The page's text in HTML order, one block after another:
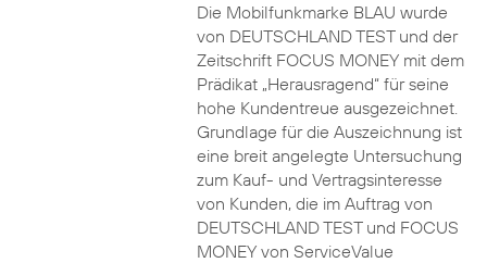
Die Mobilfunkmarke BLAU wurde
von DEUTSCHLAND TEST und der
Zeitschrift FOCUS MONEY mit dem
Prädikat „Herausragend“ für seine
hohe Kundentreue ausgezeichnet.
Grundlage für die Auszeichnung ist
eine breit angelegte Untersuchung
zum Kauf- und Vertragsinteresse
von Kunden, die im Auftrag von
DEUTSCHLAND TEST und FOCUS
MONEY von ServiceValue